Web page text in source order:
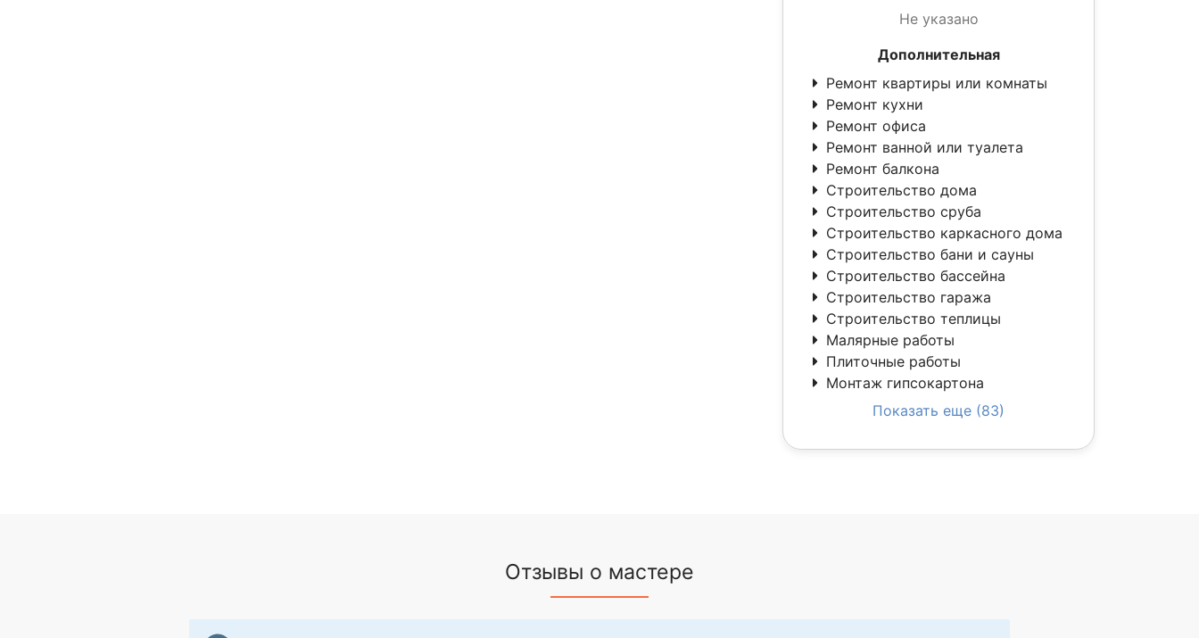
Не указано
Дополнительная
Ремонт квартиры или комнаты
Ремонт кухни
Ремонт офиса
Ремонт ванной или туалета
Ремонт балкона
Строительство дома
Строительство сруба
Строительство каркасного дома
Строительство бани и сауны
Строительство бассейна
Строительство гаража
Строительство теплицы
Малярные работы
Плиточные работы
Монтаж гипсокартона
Показать еще (83)
Отзывы о мастере